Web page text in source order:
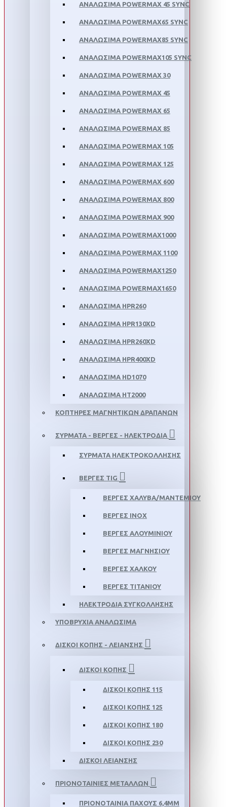
ΑΝΑΛΩΣΙΜΑ POWERMAX 45 SYNC
ΑΝΑΛΩΣΙΜΑ POWERMAX65 SYNC
ΑΝΑΛΩΣΙΜΑ POWERMAX85 SYNC
ΑΝΑΛΩΣΙΜΑ POWERMAX105 SYNC
ΑΝΑΛΩΣΙΜΑ POWERMAX 30
ΑΝΑΛΩΣΙΜΑ POWERMAX 45
ΑΝΑΛΩΣΙΜΑ POWERMAX 65
ΑΝΑΛΩΣΙΜΑ POWERMAX 85
ΑΝΑΛΩΣΙΜΑ POWERMAX 105
ΑΝΑΛΩΣΙΜΑ POWERMAX 125
ΑΝΑΛΩΣΙΜΑ POWERMAX 600
ΑΝΑΛΩΣΙΜΑ POWERMAX 800
ΑΝΑΛΩΣΙΜΑ POWERMAX 900
ΑΝΑΛΩΣΙΜΑ POWERMAX1000
ΑΝΑΛΩΣΙΜΑ POWERMAX 1100
ΑΝΑΛΩΣΙΜΑ POWERMAX1250
ΑΝΑΛΩΣΙΜΑ POWERMAX1650
ΑΝΑΛΩΣΙΜΑ HPR260
ΑΝΑΛΩΣΙΜΑ HPR130XD
ΑΝΑΛΩΣΙΜΑ HPR260XD
ΑΝΑΛΩΣΙΜΑ HPR400XD
ΑΝΑΛΩΣΙΜΑ HD1070
ΑΝΑΛΩΣΙΜΑ HT2000
ΚΟΠΤΗΡΕΣ ΜΑΓΝΗΤΙΚΩΝ ΔΡΑΠΑΝΩΝ
ΣΥΡΜΑΤΑ - ΒΕΡΓΕΣ - ΗΛΕΚΤΡΟΔΙΑ
ΣΥΡΜΑΤΑ ΗΛΕΚΤΡΟΚΟΛΛΗΣΗΣ
ΒΕΡΓΕΣ TIG
ΒΕΡΓΕΣ ΧΑΛΥΒΑ/ΜΑΝΤΕΜΙΟΥ
ΒΕΡΓΕΣ ΙΝΟΧ
ΒΕΡΓΕΣ ΑΛΟΥΜΙΝΙΟΥ
ΒΕΡΓΕΣ ΜΑΓΝΗΣΙΟΥ
ΒΕΡΓΕΣ ΧΑΛΚΟΥ
ΒΕΡΓΕΣ ΤΙΤΑΝΙΟΥ
ΗΛΕΚΤΡΟΔΙΑ ΣΥΓΚΟΛΛΗΣΗΣ
ΥΠΟΒΡΥΧΙΑ ΑΝΑΛΩΣΙΜΑ
ΔΙΣΚΟΙ ΚΟΠΗΣ - ΛΕΙΑΝΣΗΣ
ΔΙΣΚΟΙ ΚΟΠΗΣ
ΔΙΣΚΟΙ ΚΟΠΗΣ 115
ΔΙΣΚΟΙ ΚΟΠΗΣ 125
ΔΙΣΚΟΙ ΚΟΠΗΣ 180
ΔΙΣΚΟΙ ΚΟΠΗΣ 230
ΔΙΣΚΟΙ ΛΕΙΑΝΣΗΣ
ΠΡΙΟΝΟΤΑΙΝΙΕΣ ΜΕΤΑΛΛΩΝ
ΠΡΙΟΝΟΤΑΙΝΙΑ ΠΑΧΟΥΣ 6,4MM